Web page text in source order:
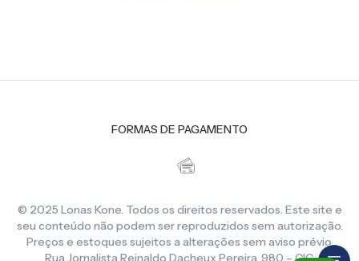
FORMAS DE PAGAMENTO
© 2025 Lonas Kone. Todos os direitos reservados. Este site e
seu conteúdo não podem ser reproduzidos sem autorização.
Preços e estoques sujeitos a alterações sem aviso prévio.
Rua Jornalista Reinaldo Dacheux Pereira, 980 – CIC,